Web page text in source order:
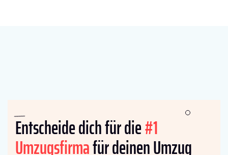
Entscheide dich für die#1
Umzugsfirmafür deinen Umzug